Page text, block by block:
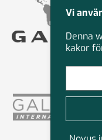
Vi
Denna
kakor